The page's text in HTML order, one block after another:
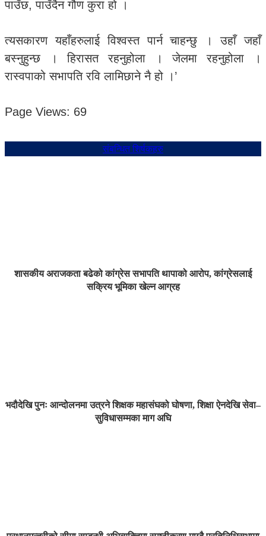
पाउँछ, पाउँदैन गौण कुरा हो ।
त्यसकारण यहाँहरुलाई विश्वस्त पार्न चाहन्छु । उहाँ जहाँ
बस्नुहुन्छ । हिरासत रहनुहोला । जेलमा रहनुहोला ।
रास्वपाको सभापति रवि लामिछाने नै हो ।’
Page Views: 69
संबन्धित शिर्षकहरु
शासकीय अराजकता बढेको कांग्रेस सभापति थापाको आरोप, कांग्रेसलाई
सक्रिय भूमिका खेल्न आग्रह
भदौदेखि पुनः आन्दोलनमा उत्रने शिक्षक महासंघको घोषणा, शिक्षा ऐनदेखि सेवा–
सुविधासम्मका माग अघि